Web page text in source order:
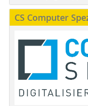
CS Computer